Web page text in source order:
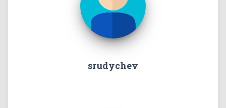
srudychev